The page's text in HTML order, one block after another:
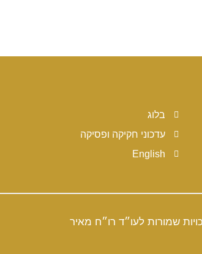
בלוג
עדכוני חקיקה ופסיקה
English
שמורות לעו״ד רו״ח מאיר